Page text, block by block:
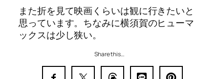
また折を見て映画くらいは観に行きたいと
思っています。ちなみに横須賀のヒューマ
ックスは少し狭い。
Share this…